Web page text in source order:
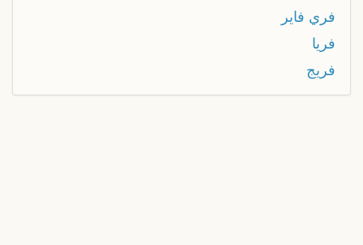
فري فاير
فريا
فريج